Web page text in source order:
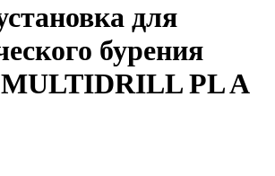
для
бурения
PL A